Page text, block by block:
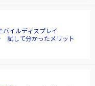
イルディスプレイ
試して分かったメリット